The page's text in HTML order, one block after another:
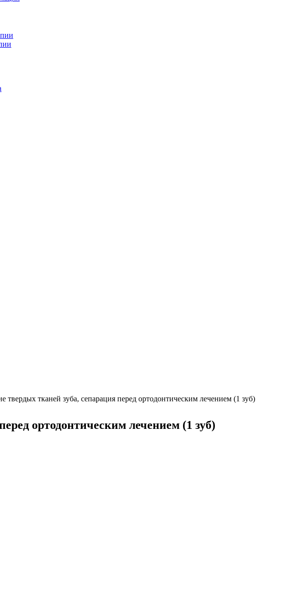
тканей зуба, сепарация перед ортодонтическим лечением (1 зуб)
ортодонтическим лечением (1 зуб)